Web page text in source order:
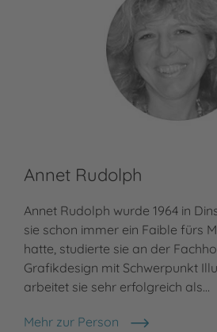
Annet Rudolph
Annet Rudolph wurde 1964 in
sie schon immer ein Faible fürs
hatte, studierte sie an der
Grafikdesign mit Schwerpunkt
arbeitet sie sehr erfolgreich als…
Mehr zur Person